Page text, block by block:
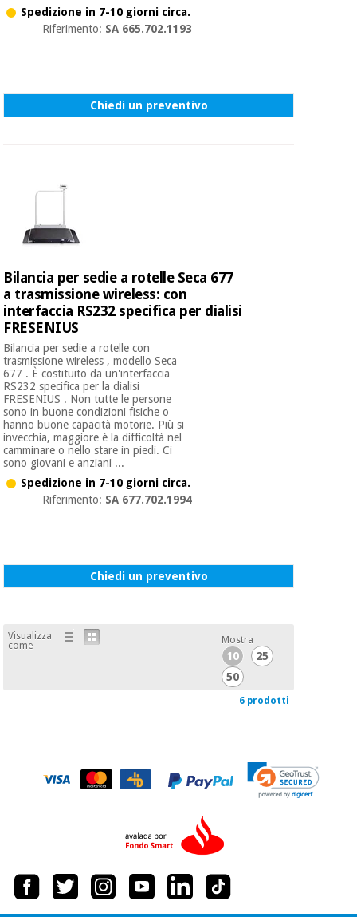
Spedizione in 7-10 giorni circa.
Riferimento: SA 665.702.1193
Chiedi un preventivo
Bilancia per sedie a rotelle Seca 677
a trasmissione wireless: con
interfaccia RS232 specifica per dialisi
FRESENIUS
Bilancia per sedie a rotelle con
trasmissione wireless , modello Seca
677 . È costituito da un'interfaccia
RS232 specifica per la dialisi
FRESENIUS . Non tutte le persone
sono in buone condizioni fisiche o
hanno buone capacità motorie. Più si
invecchia, maggiore è la difficoltà nel
camminare o nello stare in piedi. Ci
sono giovani e anziani ...
Spedizione in 7-10 giorni circa.
Riferimento: SA 677.702.1994
Chiedi un preventivo
Visualizza
come
Mostra
10
25
50
6 prodotti